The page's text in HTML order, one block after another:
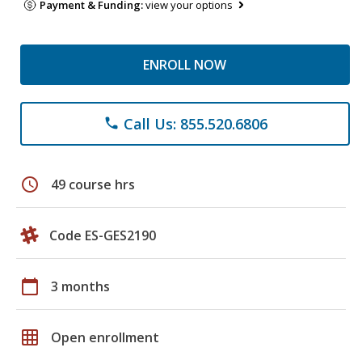
Payment & Funding:view your options
ENROLL NOW
phone Call Us: 855.520.6806
schedule 49 course hrs
Code ES-GES2190
calendar_today 3 months
grid_on Open enrollment